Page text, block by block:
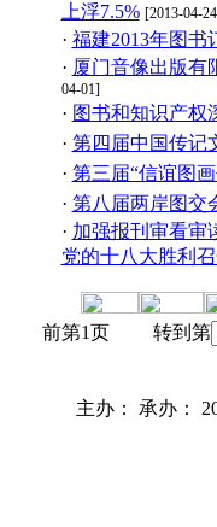
上浮7.5% [2013-04-
· 福建2013年图书
· 厦门音像出版有
04-01]
· 图书和知识产权
· 第四届中国传记
· 第三届“信谊图
· 第八届两岸图交
· 加强报刊审看审
党的十八大胜利
前第1页 转到第
主办： 承办：